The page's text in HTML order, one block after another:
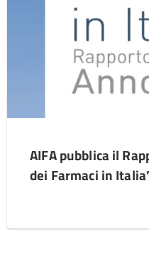
AIFA pubblica il
dei Farmaci in